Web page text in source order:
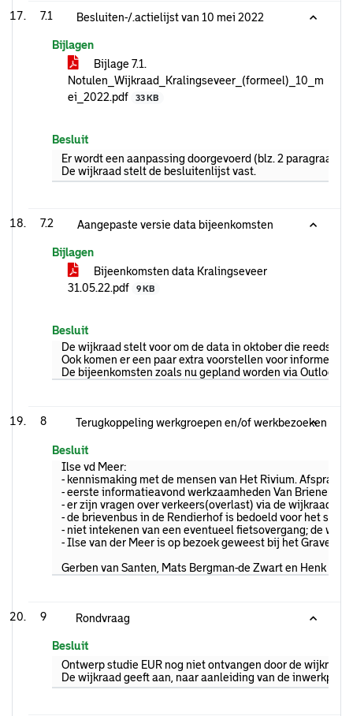
7.1 Besluiten-/.actielijst van 10 mei 2022
Bijlagen
Bijlage 7.1.
Notulen_Wijkraad_Kralingseveer_(formeel)_10_m
ei_2022.pdf
33 KB
Besluit
Er wordt een aanpassing doorgevoerd (blz. 2 paragraaf
De wijkraad stelt de besluitenlijst vast.
7.2 Aangepaste versie data bijeenkomsten
Bijlagen
Bijeenkomsten data Kralingseveer
31.05.22.pdf
9 KB
Besluit
De wijkraad stelt voor om de data in oktober die reeds
Ook komen er een paar extra voorstellen voor informele
De bijeenkomsten zoals nu gepland worden via Outlook
8 Terugkoppeling werkgroepen en/of werkbezoeken
Besluit
Ilse vd Meer:
- kennismaking met de mensen van Het Rivium. Afspraak
- eerste informatieavond werkzaamheden Van
- er zijn vragen over verkeers(overlast) via de
- de brievenbus in de Rendierhof is bedoeld voor het
- niet intekenen van een eventueel fietsovergang; de
- Ilse van der Meer is op bezoek geweest bij het
Gerben van Santen, Mats Bergman-de Zwart en Henk
9 Rondvraag
Besluit
Ontwerp studie EUR nog niet ontvangen door de
De wijkraad geeft aan, naar aanleiding van de